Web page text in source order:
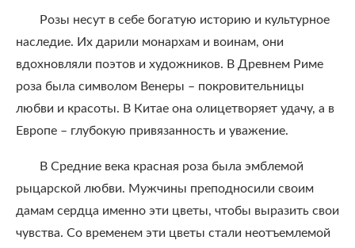
Розы несут в себе богатую историю и культурное
наследие. Их дарили монархам и воинам, они
вдохновляли поэтов и художников. В Древнем Риме
роза была символом Венеры – покровительницы
любви и красоты. В Китае она олицетворяет удачу, а в
Европе – глубокую привязанность и уважение.
В Средние века красная роза была эмблемой
рыцарской любви. Мужчины преподносили своим
дамам сердца именно эти цветы, чтобы выразить свои
чувства. Со временем эти цветы стали неотъемлемой